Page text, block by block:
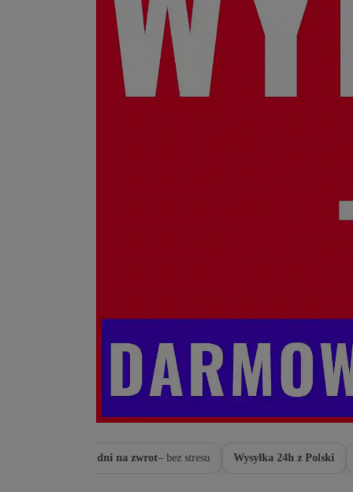
14 dni na zwrot– bez stresu Wysyłka 24h z Polski